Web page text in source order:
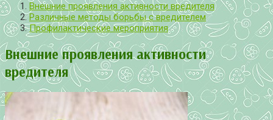
Внешние проявления активности вредителя
Различные методы борьбы с вредителем
Профилактические мероприятия
Внешние проявления активности
вредителя